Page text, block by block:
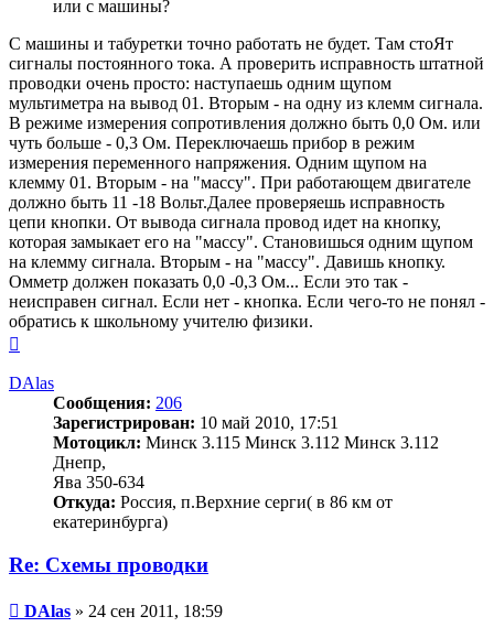
или с машины?
С машины и табуретки точно работать не будет. Там стоЯт
сигналы постоянного тока. А проверить исправность штатной
проводки очень просто: наступаешь одним щупом
мультиметра на вывод 01. Вторым - на одну из клемм сигнала.
В режиме измерения сопротивления должно быть 0,0 Ом. или
чуть больше - 0,3 Ом. Переключаешь прибор в режим
измерения переменного напряжения. Одним щупом на
клемму 01. Вторым - на "массу". При работающем двигателе
должно быть 11 -18 Вольт.Далее проверяешь исправность
цепи кнопки. От вывода сигнала провод идет на кнопку,
которая замыкает его на "массу". Становишься одним щупом
на клемму сигнала. Вторым - на "массу". Давишь кнопку.
Омметр должен показать 0,0 -0,3 Ом... Если это так -
неисправен сигнал. Если нет - кнопка. Если чего-то не понял -
обратись к школьному учителю физики.
началу
DAlas
Сообщения: 206
Зарегистрирован: 10 май 2010, 17:51
Мотоцикл: Минск 3.115 Минск 3.112 Минск 3.112
Днепр,
Ява 350-634
Откуда: Россия, п.Верхние серги( в 86 км от
екатеринбурга)
Re: Схемы проводки
Сообщение
DAlas » 24 сен 2011, 18:59